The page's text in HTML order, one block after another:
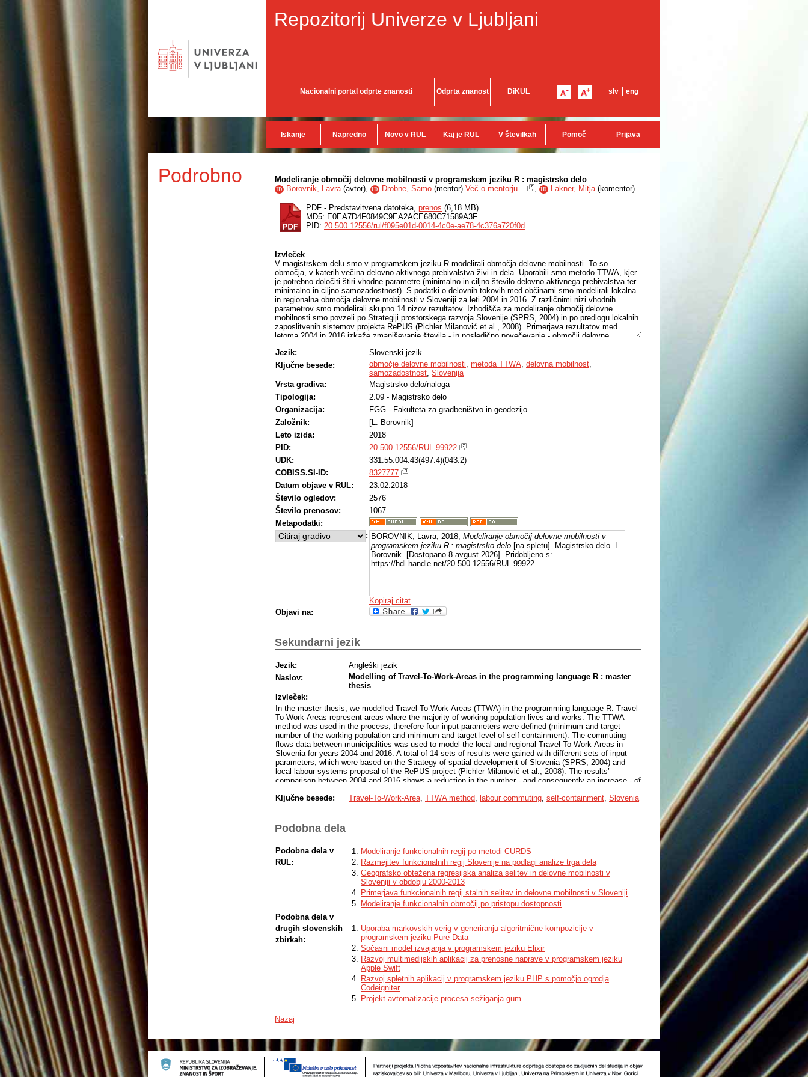
Repozitorij Univerze v Ljubljani
Nacionalni portal odprte znanosti Odprta znanost DiKUL slv eng
Iskanje Napredno Novo v RUL Kaj je RUL V številkah Pomoč Prijava
Podrobno Modeliranje območij delovne mobilnosti v programskem jeziku R : magistrsko delo
ID Borovnik, Lavra(avtor), ID Drobne, Samo (mentor) Več o mentorju... , ID Lakner, Mitja(komentor)
PDF - Predstavitvena datoteka, prenos (6,18 MB)
MD5: E0EA7D4F0849C9EA2ACE680C71589A3F
PID: 20.500.12556/rul/f095e01d-0014-4c0e-ae78-4c376a720f0d
Izvleček
V magistrskem delu smo v programskem jeziku R modelirali območja delovne mobilnosti. To so
območja, v katerih večina delovno aktivnega prebivalstva živi in dela. Uporabili smo metodo TTWA, kjer
je potrebno določiti štiri vhodne parametre (minimalno in ciljno število delovno aktivnega prebivalstva ter
minimalno in ciljno samozadostnost). S podatki o delovnih tokovih med občinami smo modelirali lokalna
in regionalna območja delovne mobilnosti v Sloveniji za leti 2004 in 2016. Z različnimi nizi vhodnih
parametrov smo modelirali skupno 14 nizov rezultatov. Izhodišča za modeliranje območij delovne
mobilnosti smo povzeli po Strategiji prostorskega razvoja Slovenije (SPRS, 2004) in po predlogu lokalnih
zaposlitvenih sistemov projekta RePUS (Pichler Milanović et al., 2008). Primerjava rezultatov med
letoma 2004 in 2016 izkaže zmanjševanje števila - in posledično povečevanje - območij delovne
prebivalstva in zmanjšuje samozadostnost.
Jezik:
Slovenski jezik
Ključne besede:
območje delovne mobilnosti, metoda TTWA, delovna mobilnost,
samozadostnost, Slovenija
Vrsta gradiva:
Magistrsko delo/naloga
Tipologija:
2.09 - Magistrsko delo
Organizacija:
FGG - Fakulteta za gradbeništvo in geodezijo
Založnik:
[L. Borovnik]
Leto izida:
2018
PID:
20.500.12556/RUL-99922
UDK:
331.55:004.43(497.4)(043.2)
COBISS.SI-ID:
8327777
Datum objave v RUL:
23.02.2018
Število ogledov:
2576
Število prenosov:
1067
Metapodatki:
: BOROVNIK, Lavra, 2018, Modeliranje območij delovne mobilnosti v
programskem jeziku R : magistrsko delo [na spletu]. Magistrsko delo. L.
Borovnik. [Dostopano 8 avgust 2026]. Pridobljeno s:
https://hdl.handle.net/20.500.12556/RUL-99922
Kopiraj citat
Objavi na:
Sekundarni jezik
Jezik:
Angleški jezik
Naslov:
Modelling of Travel-To-Work-Areas in the programming language R : master
thesis
Izvleček:
In the master thesis, we modelled Travel-To-Work-Areas (TTWA) in the programming language R. Travel-
To-Work-Areas represent areas where the majority of working population lives and works. The TTWA
method was used in the process, therefore four input parameters were defined (minimum and target
number of the working population and minimum and target level of self-containment). The commuting
flows data between municipalities was used to model the local and regional Travel-To-Work-Areas in
Slovenia for years 2004 and 2016. A total of 14 sets of results were gained with different sets of input
parameters, which were based on the Strategy of spatial development of Slovenia (SPRS, 2004) and
local labour systems proposal of the RePUS project (Pichler Milanović et al., 2008). The results’
comparison between 2004 and 2016 shows a reduction in the number - and consequently an increase - of
increasing and the level of self-containment is decreasing in the Travel-To-Work-Areas.
Ključne besede: Travel-To-Work-Area TTWA method labour commuting self-containment Slovenia
Podobna dela
Podobna dela v
RUL:
Modeliranje funkcionalnih regij po metodi CURDS
Razmejitev funkcionalnih regij Slovenije na podlagi analize trga dela
Geografsko obtežena regresijska analiza selitev in delovne mobilnosti v
Sloveniji v obdobju 2000-2013
Primerjava funkcionalnih regij stalnih selitev in delovne mobilnosti v Sloveniji
Modeliranje funkcionalnih območij po pristopu dostopnosti
Podobna dela v
drugih slovenskih
zbirkah:
Uporaba markovskih verig v generiranju algoritmične kompozicije v
programskem jeziku Pure Data
Sočasni model izvajanja v programskem jeziku Elixir
Razvoj multimedijskih aplikacij za prenosne naprave v programskem jeziku
Apple Swift
Razvoj spletnih aplikacij v programskem jeziku PHP s pomočjo ogrodja
Codeigniter
Projekt avtomatizacije procesa sežiganja gum
Nazaj